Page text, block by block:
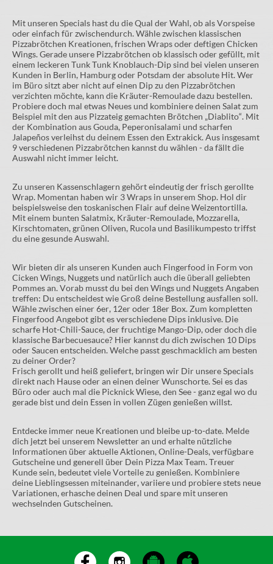
Mit unseren Specials hast du die Qual der Wahl, ob als Vorspeise
oder einfach für zwischendurch. Wähle zwischen klassischen
Pizzabrötchen Kreationen, frischen Wraps oder deftigen Chicken
Wings. Gerade unsere Pizzabrötchen ob klassisch oder gefüllt, mit
einem leckeren Tunk Tunk Knoblauch-Dip sind bei vielen unseren
Kunden in Berlin, Hamburg oder Potsdam der absolute Hit. Wer
im Büro sitzt aber nicht auf einen Dip zu den Pizzabrötchen
verzichten möchte, kann die Kräuter-Remoulade dazu bestellen.
Probiere doch mal etwas Neues und kombiniere deinen Salat zum
Beispiel mit den aus Pizzateig gemachten Brötchen „Diablito“. Mit
der Kombination aus Gouda, Peperonisalami und scharfen
Jalapeños verleihst du deinem Essen den Extrakick. Aus insgesamt
9 verschiedenen Pizzabrötchen kannst du wählen - da fällt die
Auswahl nicht immer leicht.
Zu unseren Kassenschlagern gehört eindeutig der frisch gerollte
Wrap. Momentan haben wir 3 Wraps in unserem Shop. Hol dir
beispielsweise den toskanischen Flair auf deine Weizentortilla.
Mit einem bunten Salatmix, Kräuter-Remoulade, Mozzarella,
Kirschtomaten, grünen Oliven, Rucola und Basilikumpesto triffst
du eine gesunde Auswahl.
Wir bieten dir als unseren Kunden auch Fingerfood in Form von
Cicken Wings, Nuggets und natürlich auch die überall geliebten
Pommes an. Vorab musst du bei den Wings und Nuggets Angaben
treffen: Du entscheidest wie Groß deine Bestellung ausfallen soll.
Wähle zwischen einer 6er, 12er oder 18er Box. Zum kompletten
Fingerfood Angebot gibt es verschiedene Dips inklusive. Die
scharfe Hot-Chili-Sauce, der fruchtige Mango-Dip, oder doch die
klassische Barbecuesauce? Hier kannst du dich zwischen 10 Dips
oder Saucen entscheiden. Welche passt geschmacklich am besten
zu deiner Order?
Frisch gerollt und heiß geliefert, bringen wir Dir unsere Specials
direkt nach Hause oder an einen deiner Wunschorte. Sei es das
Büro oder auch mal die Picknick Wiese, den See - ganz egal wo du
gerade bist und dein Essen in vollen Zügen genießen willst.
Entdecke immer neue Kreationen und bleibe up-to-date. Melde
dich jetzt bei unserem Newsletter an und erhalte nützliche
Informationen über aktuelle Aktionen, Online-Deals, verfügbare
Gutscheine und generell über Dein Pizza Max Team. Treuer
Kunde sein, bedeutet viele Vorteile zu genießen. Kombiniere
deine Lieblingsessen miteinander, variiere und probiere stets neue
Variationen, erhasche deinen Deal und spare mit unseren
wechselnden Gutscheinen.